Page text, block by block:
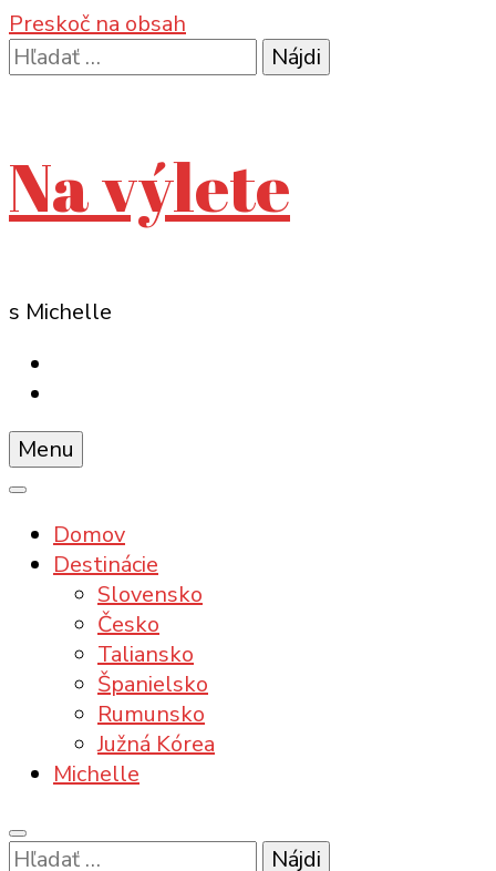
Preskoč na obsah
Hľadať:
Na výlete
s Michelle
Menu
Domov
Destinácie
Slovensko
Česko
Taliansko
Španielsko
Rumunsko
Južná Kórea
Michelle
Hľadať: